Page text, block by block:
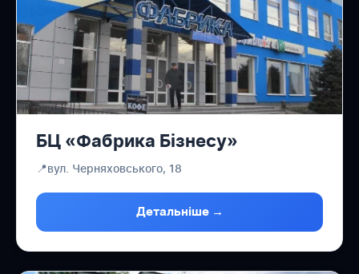
БЦ «Фабрика Бізнесу»
📍вул. Черняховського, 18
Детальніше →